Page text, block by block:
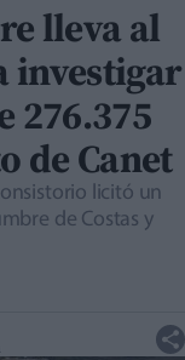
lleva al
investigar
276.375
de Canet
licitó un
de Costas y